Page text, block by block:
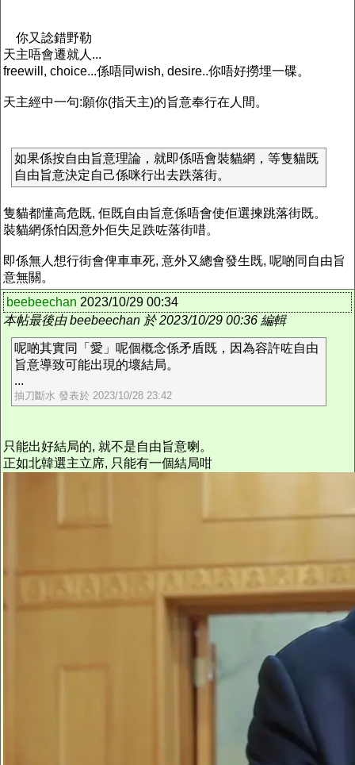
你又諗錯野勒
天主唔會遷就人...
freewill, choice...係唔同wish, desire..你唔好撈埋一碟。
天主經中一句:願你(指天主)的旨意奉行在人間。
如果係按自由旨意理論，就即係唔會裝貓網，等隻貓既
自由旨意決定自己係咪行出去跌落街。
隻貓都懂高危既, 佢既自由旨意係唔會使佢選揀跳落街既。
裝貓網係怕因意外佢失足跌咗落街唶。
即係無人想行街會俾車車死, 意外又總會發生既, 呢啲同自由旨
意無關。
beebeechan 2023/10/29 00:34
本帖最後由 beebeechan 於 2023/10/29 00:36 編輯
呢啲其實同「愛」呢個概念係矛盾既，因為容許咗自由
旨意導致可能出現的壞結局。
...
抽刀斷水 發表於 2023/10/28 23:42
只能出好結局的, 就不是自由旨意喇。
正如北韓選主立席, 只能有一個結局咁